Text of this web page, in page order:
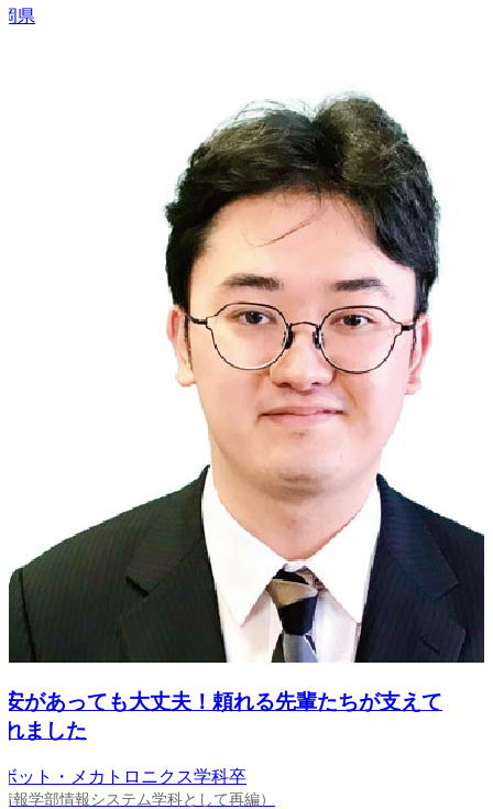
あっても大丈夫！頼れる先輩たちが支えて
した
ト・メカトロニクス学科卒
学部情報システム学科として再編）